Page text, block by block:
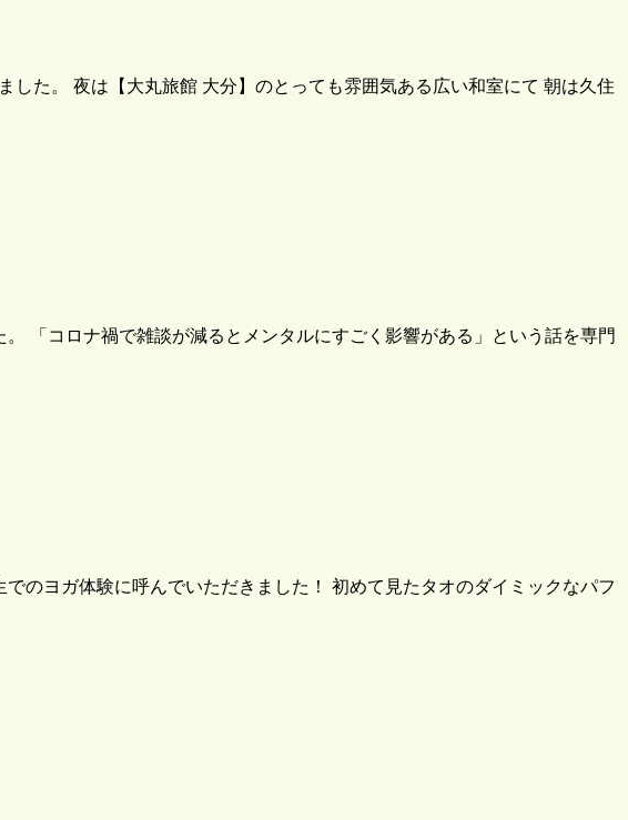
た。 夜は【大丸旅館 大分】のとっても雰囲気ある広い和室にて 朝は久住
「コロナ禍で雑談が減るとメンタルにすごく影響がある」という話を専門
のヨガ体験に呼んでいただきました！ 初めて見たタオのダイミックなパフ